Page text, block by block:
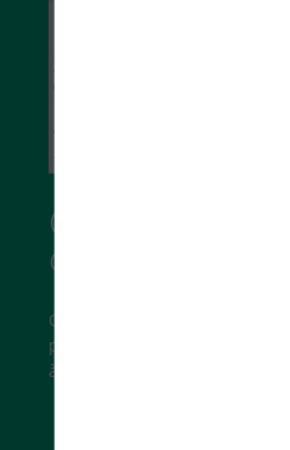
Choisissez vos
carte
Cartes IGN, photographies
parcelles cadastrales…
à vos besoins.